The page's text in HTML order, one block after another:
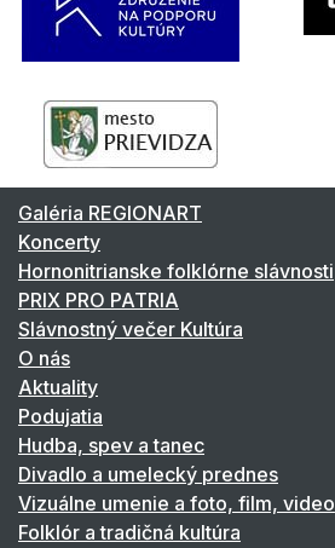
Galéria REGIONART
Koncerty
Hornonitrianske folklórne slávnosti
PRIX PRO PATRIA
Slávnostný večer Kultúra
O nás
Aktuality
Podujatia
Hudba, spev a tanec
Divadlo a umelecký prednes
Vizuálne umenie a foto, film, video
Folklór a tradičná kultúra